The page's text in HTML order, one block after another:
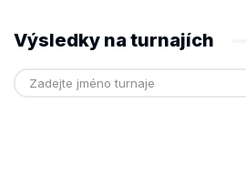
Výsledky na turnajích